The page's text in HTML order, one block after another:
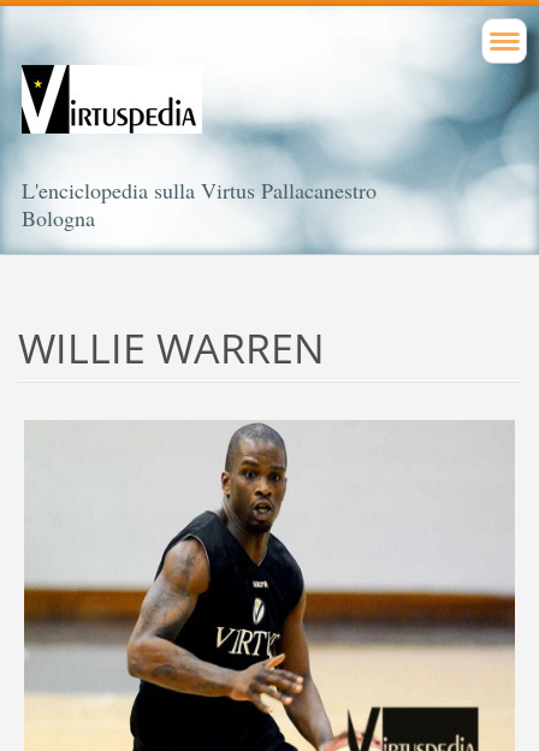
L'enciclopedia sulla Virtus Pallacanestro
Bologna
WILLIE WARREN